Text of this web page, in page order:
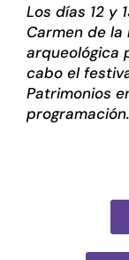
Los días 12 y
Carmen de la
arqueológica
cabo el
Patrimonios
programación.